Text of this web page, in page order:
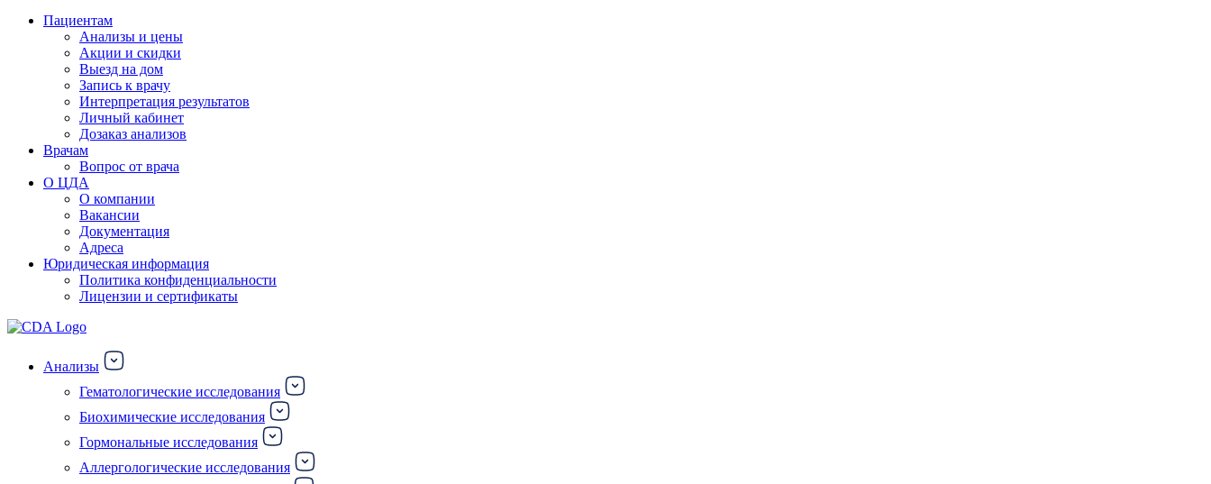
Пациентам
Анализы и цены
Акции и скидки
Выезд на дом
Запись к врачу
Интерпретация результатов
Личный кабинет
Дозаказ анализов
Врачам
Вопрос от врача
О ЦДА
О компании
Вакансии
Документация
Адреса
Юридическая информация
Политика конфиденциальности
Лицензии и сертификаты
Анализы
Гематологические исследования
Биохимические исследования
Гормональные исследования
Аллергологические исследования